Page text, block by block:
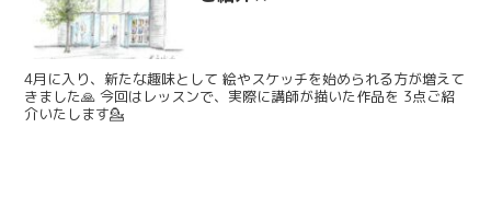
4月に入り、新たな趣味として 絵やスケッチを始められる方が増えて
きました🙏 今回はレッスンで、実際に講師が描いた作品を 3点ご紹
介いたします💁